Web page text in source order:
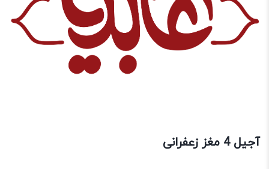
آجیل 4 مغز زعفرانی